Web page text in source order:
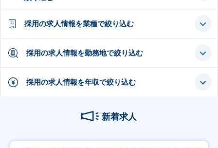
採用の求人情報を業種で絞り込む
採用の求人情報を勤務地で絞り込む
採用の求人情報を年収で絞り込む
新着求人